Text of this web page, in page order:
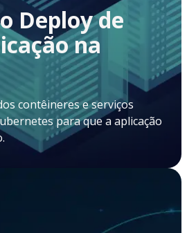
Deploy de
na
contêineres e serviços
para que a aplicação